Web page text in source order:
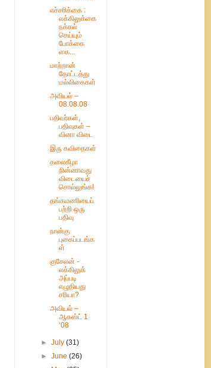
எச்சரிக்கை :
லக்கிலுக்கை
நக்கல்
செய்யும்
போக்கை
கை...
மாற்றான்
தோட்டத்து
மல்லிகைகள்
அவியல் –
08.08.08
பதிவர்கள்,
பதிவுகள் –
வினா விடை
இரு கவிதைகள்
தலைகீழா
நின்னாவது
விடையைச்
சொல்லுங்க!
தங்கமணியைப்
பற்றி ஒரு
பதிவு
நான்கு
புகைப்படங்க
ள்
குசேலன் -
லக்கிலுக்
அப்படி
எழுதியது
சரியா?
அவியல் –
ஆகஸ்ட் 1
‘08
►July(31)
►June(26)